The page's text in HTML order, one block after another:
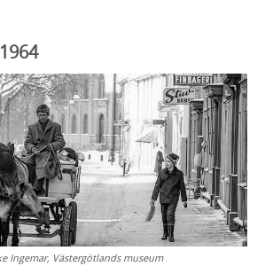
Ingemar, Västergötlands museum